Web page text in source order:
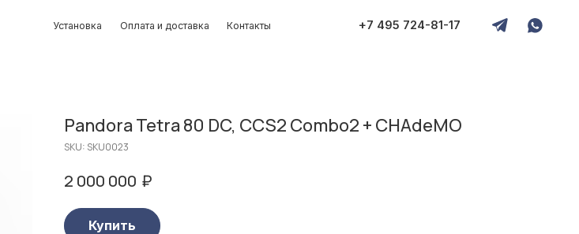
Оплата и доставка Контакты +7 495 724-81-17
Pandora Tetra 80 DC, CCS2 Combo2 + CHAdeMO
SKU: SKU0023
2 000 000 ₽
Купить